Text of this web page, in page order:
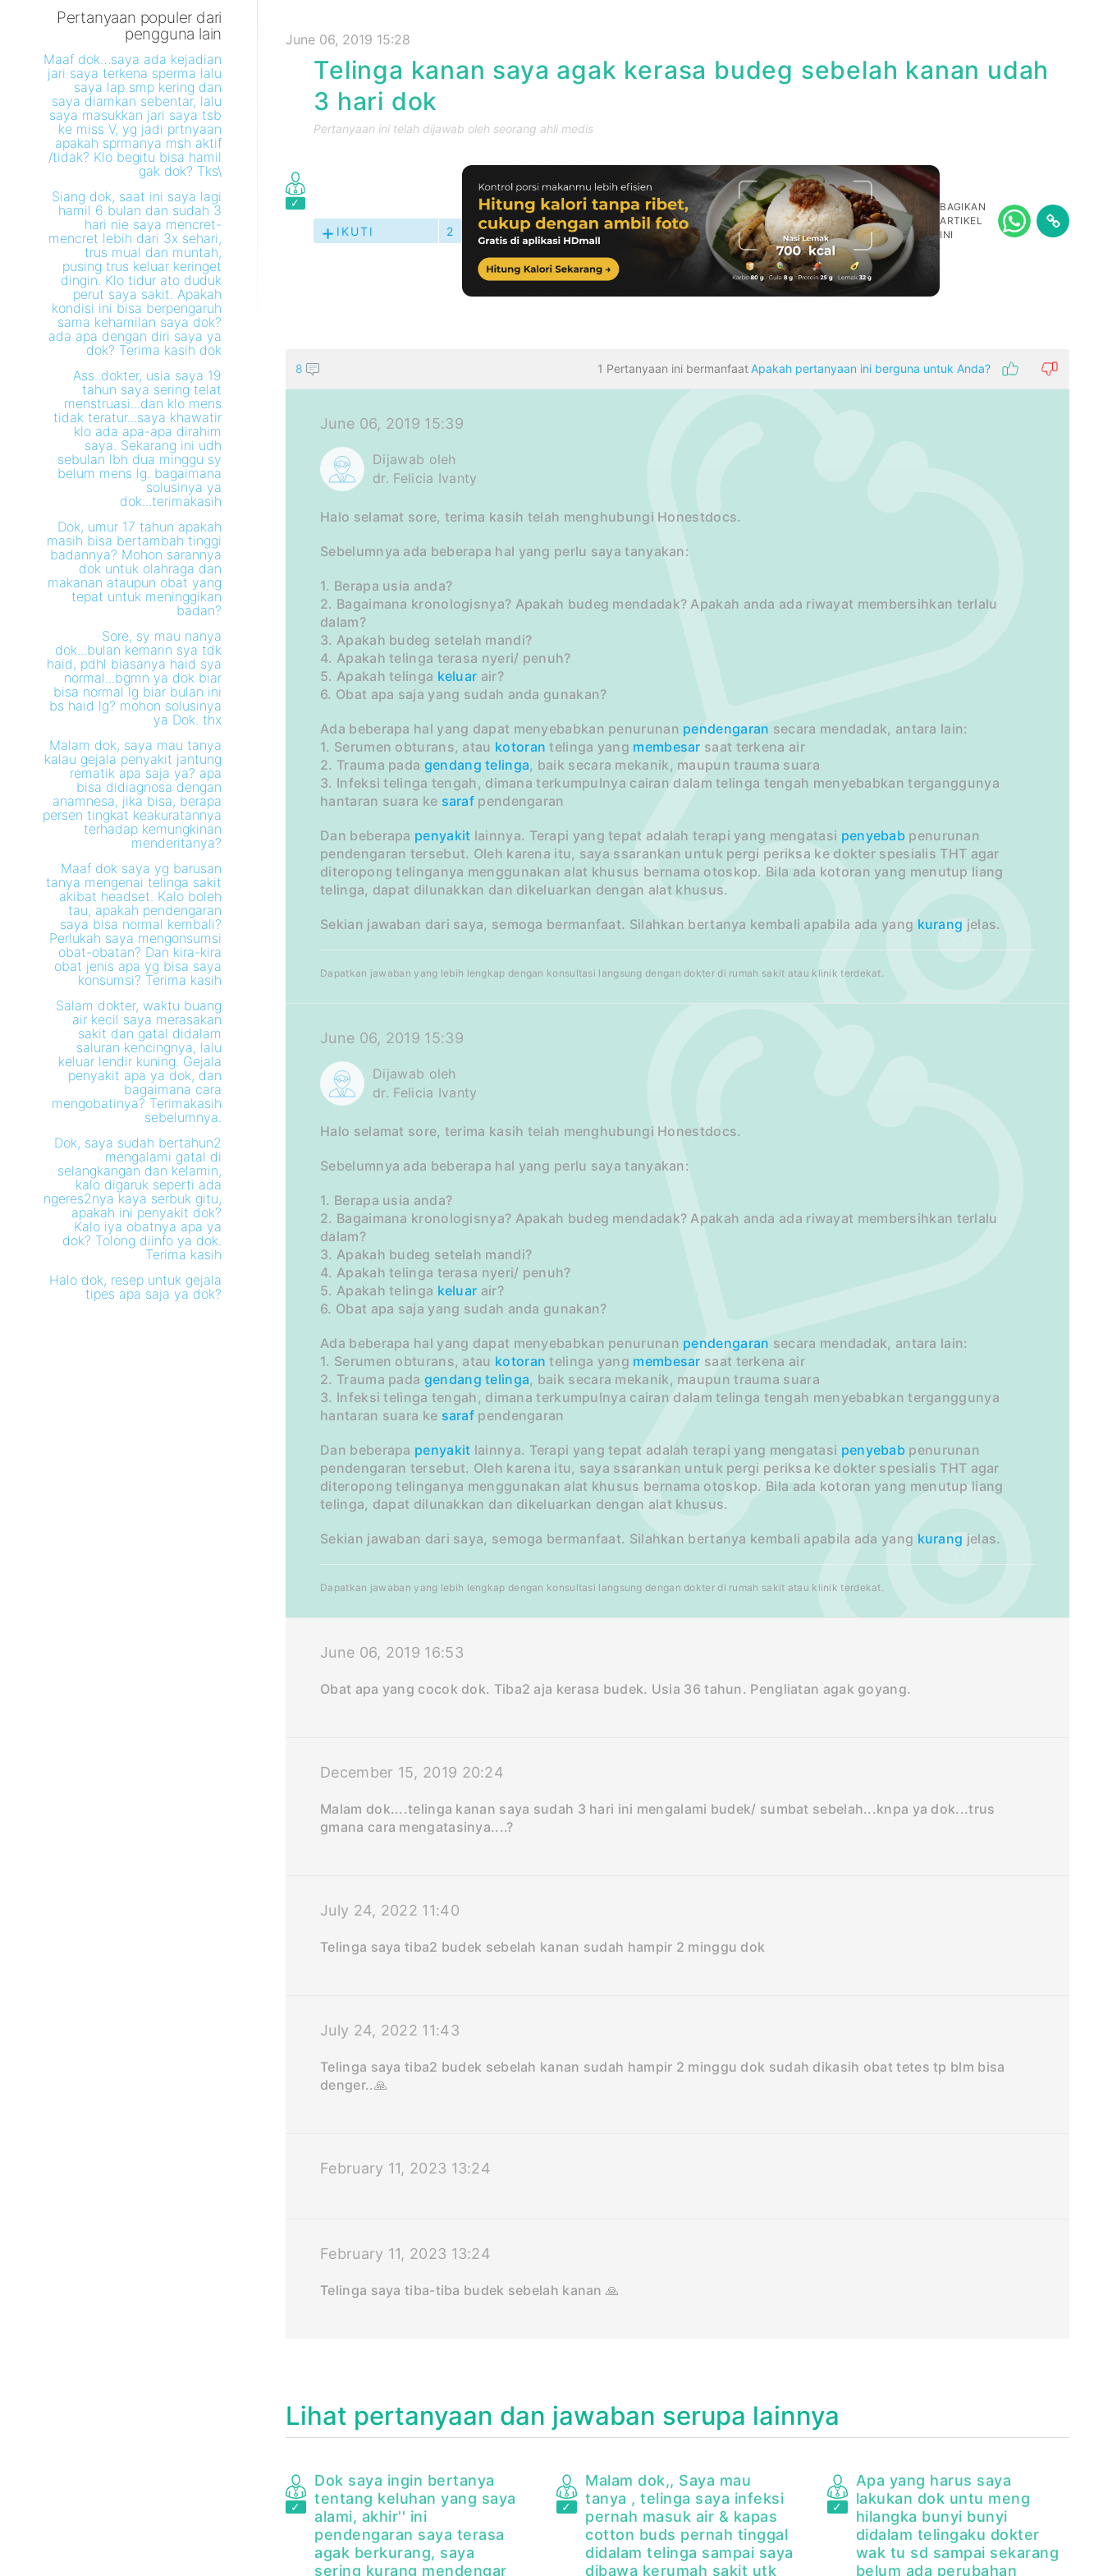
Pertanyaan populer dari
pengguna lain
Maaf dok…saya ada kejadian
jari saya terkena sperma lalu
saya lap smp kering dan
saya diamkan sebentar, lalu
saya masukkan jari saya tsb
ke miss V, yg jadi prtnyaan
apakah sprmanya msh aktif
/tidak? Klo begitu bisa hamil
gak dok? Tks\
Siang dok, saat ini saya lagi
hamil 6 bulan dan sudah 3
hari nie saya mencret-
mencret lebih dari 3x sehari,
trus mual dan muntah,
pusing trus keluar keringet
dingin. Klo tidur ato duduk
perut saya sakit. Apakah
kondisi ini bisa berpengaruh
sama kehamilan saya dok?
ada apa dengan diri saya ya
dok? Terima kasih dok
Ass..dokter, usia saya 19
tahun saya sering telat
menstruasi...dan klo mens
tidak teratur...saya khawatir
klo ada apa-apa dirahim
saya. Sekarang ini udh
sebulan lbh dua minggu sy
belum mens lg. bagaimana
solusinya ya
dok...terimakasih
Dok, umur 17 tahun apakah
masih bisa bertambah tinggi
badannya? Mohon sarannya
dok untuk olahraga dan
makanan ataupun obat yang
tepat untuk meninggikan
badan?
Sore, sy mau nanya
dok...bulan kemarin sya tdk
haid, pdhl biasanya haid sya
normal...bgmn ya dok biar
bisa normal lg biar bulan ini
bs haid lg? mohon solusinya
ya Dok. thx
Malam dok, saya mau tanya
kalau gejala penyakit jantung
rematik apa saja ya? apa
bisa didiagnosa dengan
anamnesa, jika bisa, berapa
persen tingkat keakuratannya
terhadap kemungkinan
menderitanya?
Maaf dok saya yg barusan
tanya mengenai telinga sakit
akibat headset. Kalo boleh
tau, apakah pendengaran
saya bisa normal kembali?
Perlukah saya mengonsumsi
obat-obatan? Dan kira-kira
obat jenis apa yg bisa saya
konsumsi? Terima kasih
Salam dokter, waktu buang
air kecil saya merasakan
sakit dan gatal didalam
saluran kencingnya, lalu
keluar lendir kuning. Gejala
penyakit apa ya dok, dan
bagaimana cara
mengobatinya? Terimakasih
sebelumnya.
Dok, saya sudah bertahun2
mengalami gatal di
selangkangan dan kelamin,
kalo digaruk seperti ada
ngeres2nya kaya serbuk gitu,
apakah ini penyakit dok?
Kalo iya obatnya apa ya
dok? Tolong diinfo ya dok.
Terima kasih
Halo dok, resep untuk gejala
tipes apa saja ya dok?
June 06, 2019 15:28
Telinga kanan saya agak kerasa budeg sebelah kanan udah
3 hari dok
Pertanyaan ini telah dijawab oleh seorang ahli medis
IKUTI
PERTANYAAN
2
BAGIKAN
ARTIKEL
INI
8 1 Pertanyaan ini bermanfaat Apakah pertanyaan ini berguna untuk Anda?
June 06, 2019 15:39
Dijawab oleh
dr. Felicia Ivanty
Halo selamat sore, terima kasih telah menghubungi Honestdocs.
Sebelumnya ada beberapa hal yang perlu saya tanyakan:
1. Berapa usia anda?
2. Bagaimana kronologisnya? Apakah budeg mendadak? Apakah anda ada riwayat membersihkan terlalu
dalam?
3. Apakah budeg setelah mandi?
4. Apakah telinga terasa nyeri/ penuh?
5. Apakah telinga keluar air?
6. Obat apa saja yang sudah anda gunakan?
Ada beberapa hal yang dapat menyebabkan penurunan pendengaran secara mendadak, antara lain:
1. Serumen obturans, atau kotoran telinga yang membesar saat terkena air
2. Trauma pada gendang telinga, baik secara mekanik, maupun trauma suara
3. Infeksi telinga tengah, dimana terkumpulnya cairan dalam telinga tengah menyebabkan terganggunya
hantaran suara ke saraf pendengaran
Dan beberapa penyakit lainnya. Terapi yang tepat adalah terapi yang mengatasi penyebab penurunan
pendengaran tersebut. Oleh karena itu, saya ssarankan untuk pergi periksa ke dokter spesialis THT agar
diteropong telinganya menggunakan alat khusus bernama otoskop. Bila ada kotoran yang menutup liang
telinga, dapat dilunakkan dan dikeluarkan dengan alat khusus.
Sekian jawaban dari saya, semoga bermanfaat. Silahkan bertanya kembali apabila ada yang kurang jelas.
Dapatkan jawaban yang lebih lengkap dengan konsultasi langsung dengan dokter di rumah sakit atau klinik terdekat.
June 06, 2019 15:39
Dijawab oleh
dr. Felicia Ivanty
Halo selamat sore, terima kasih telah menghubungi Honestdocs.
Sebelumnya ada beberapa hal yang perlu saya tanyakan:
1. Berapa usia anda?
2. Bagaimana kronologisnya? Apakah budeg mendadak? Apakah anda ada riwayat membersihkan terlalu
dalam?
3. Apakah budeg setelah mandi?
4. Apakah telinga terasa nyeri/ penuh?
5. Apakah telinga keluar air?
6. Obat apa saja yang sudah anda gunakan?
Ada beberapa hal yang dapat menyebabkan penurunan pendengaran secara mendadak, antara lain:
1. Serumen obturans, atau kotoran telinga yang membesar saat terkena air
2. Trauma pada gendang telinga, baik secara mekanik, maupun trauma suara
3. Infeksi telinga tengah, dimana terkumpulnya cairan dalam telinga tengah menyebabkan terganggunya
hantaran suara ke saraf pendengaran
Dan beberapa penyakit lainnya. Terapi yang tepat adalah terapi yang mengatasi penyebab penurunan
pendengaran tersebut. Oleh karena itu, saya ssarankan untuk pergi periksa ke dokter spesialis THT agar
diteropong telinganya menggunakan alat khusus bernama otoskop. Bila ada kotoran yang menutup liang
telinga, dapat dilunakkan dan dikeluarkan dengan alat khusus.
Sekian jawaban dari saya, semoga bermanfaat. Silahkan bertanya kembali apabila ada yang kurang jelas.
Dapatkan jawaban yang lebih lengkap dengan konsultasi langsung dengan dokter di rumah sakit atau klinik terdekat.
June 06, 2019 16:53
Obat apa yang cocok dok. Tiba2 aja kerasa budek. Usia 36 tahun. Pengliatan agak goyang.
December 15, 2019 20:24
Malam dok....telinga kanan saya sudah 3 hari ini mengalami budek/ sumbat sebelah...knpa ya dok...trus
gmana cara mengatasinya....?
July 24, 2022 11:40
Telinga saya tiba2 budek sebelah kanan sudah hampir 2 minggu dok
July 24, 2022 11:43
Telinga saya tiba2 budek sebelah kanan sudah hampir 2 minggu dok sudah dikasih obat tetes tp blm bisa
denger..🙏
February 11, 2023 13:24
February 11, 2023 13:24
Telinga saya tiba-tiba budek sebelah kanan 🙏
Lihat pertanyaan dan jawaban serupa lainnya
Dok saya ingin bertanya
tentang keluhan yang saya
alami, akhir'' ini
pendengaran saya terasa
agak berkurang, saya
sering kurang mendengar
Malam dok,, Saya mau
tanya , telinga saya infeksi
pernah masuk air & kapas
cotton buds pernah tinggal
didalam telinga sampai saya
dibawa kerumah sakit utk
Apa yang harus saya
lakukan dok untu meng
hilangka bunyi bunyi
didalam telingaku dokter
wak tu sd sampai sekarang
belum ada perubahan